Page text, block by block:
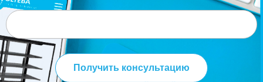
Получить консультацию